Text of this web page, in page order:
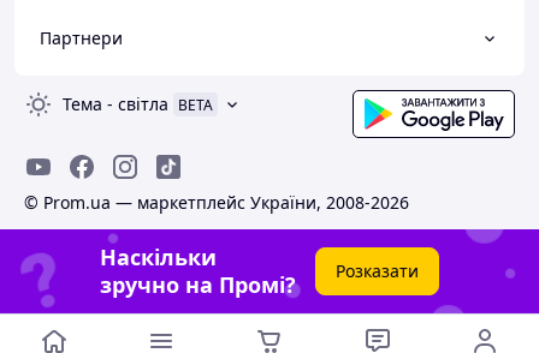
Партнери
Тема - світла BETA
© Prom.ua — маркетплейс України, 2008-2026
Наскільки
зручно на Промі?
Розказати